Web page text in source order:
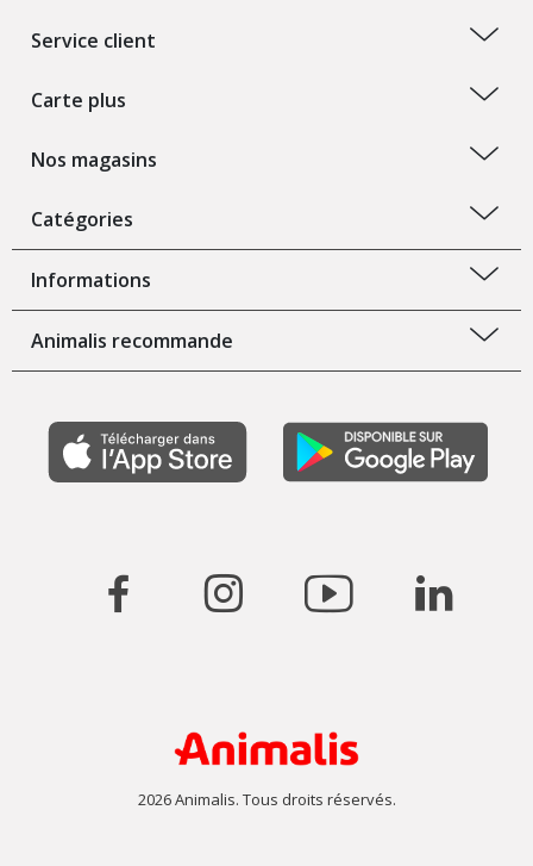
Service client
Carte plus
Nos magasins
Catégories
Informations
Animalis recommande
2026 Animalis. Tous droits réservés.